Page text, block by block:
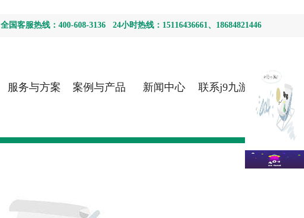
全国客服热线：400-608-3136 24小时热线：15116436661、18684821446
服务与方案 案例与产品 新闻中心 联系j9九游会